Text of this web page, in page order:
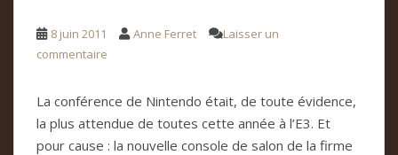
8 juin 2011 Anne Ferret
Laisser un
commentaire
La conférence de Nintendo était, de toute évidence,
la plus attendue de toutes cette année à l’E3. Et
pour cause : la nouvelle console de salon de la firme